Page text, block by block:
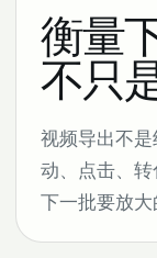
衡量
不只
视频导出不
动、点击、
下一批要放大